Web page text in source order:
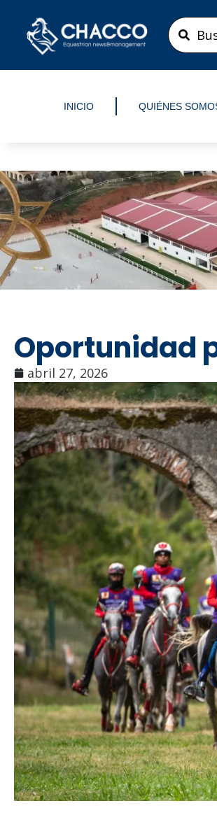
contenido
Search
...
INICIO QUIÉNES
Oportunidad
abril 27, 2026